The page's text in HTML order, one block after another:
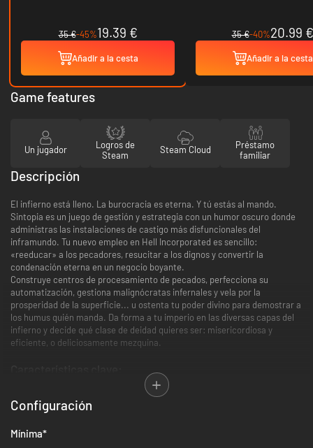
35 €-45%19.39 €
Añadir a la cesta
35 €-40%20.99 €
Añadir a la cesta
Game features
Un jugador
Logros de
Steam
Steam Cloud
Préstamo
familiar
Descripción
El infierno está lleno. La burocracia es eterna. Y tú estás al mando.
Sintopia es un juego de gestión y estrategia con un humor oscuro donde
administras las instalaciones de castigo más disfuncionales del
inframundo. Tu nuevo empleo en Hell Incorporated es sencillo:
«reeducar» a los pecadores, resucitar a los dignos y convertir la
condenación eterna en un negocio boyante.
Construye centros de procesamiento de pecados, perfecciona su
automatización, gestiona malignócratas infernales y vela por la
prosperidad de la superficie... u ostenta tu poder divino para demostrar a
los humus quién manda. Da forma a tu imperio en las diversas capas del
infierno y decide qué clase de deidad quieres ser: misericordiosa y
eficiente, o deliciosamente mezquina.
El infierno a tu gusto
Construye un inframundo endiabladamente eficaz donde gestionar un
almas para generar beneficios y expandir tus capacidades o tu influencia
Configuración
Mínima*